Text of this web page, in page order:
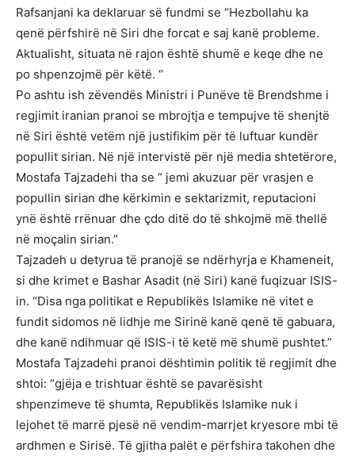
Rafsanjani ka deklaruar së fundmi se “Hezbollahu ka
qenë përfshirë në Siri dhe forcat e saj kanë probleme.
Aktualisht, situata në rajon është shumë e keqe dhe ne
po shpenzojmë për këtë. “
Po ashtu ish zëvendës Ministri i Punëve të Brendshme i
regjimit iranian pranoi se mbrojtja e tempujve të shenjtë
në Siri është vetëm një justifikim për të luftuar kundër
popullit sirian. Në një intervistë për një media shtetërore,
Mostafa Tajzadehi tha se ” jemi akuzuar për vrasjen e
popullin sirian dhe kërkimin e sektarizmit, reputacioni
ynë është rrënuar dhe çdo ditë do të shkojmë më thellë
në moçalin sirian.”
Tajzadeh u detyrua të pranojë se ndërhyrja e Khameneit,
si dhe krimet e Bashar Asadit (në Siri) kanë fuqizuar ISIS-
in. “Disa nga politikat e Republikës Islamike në vitet e
fundit sidomos në lidhje me Sirinë kanë qenë të gabuara,
dhe kanë ndihmuar që ISIS-i të ketë më shumë pushtet.”
Mostafa Tajzadehi pranoi dështimin politik të regjimit dhe
shtoi: “gjëja e trishtuar është se pavarësisht
shpenzimeve të shumta, Republikës Islamike nuk i
lejohet të marrë pjesë në vendim-marrjet kryesore mbi të
ardhmen e Sirisë. Të gjitha palët e përfshira takohen dhe